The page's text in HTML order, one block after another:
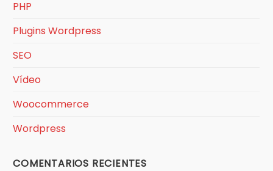
PHP
Plugins Wordpress
SEO
Vídeo
Woocommerce
Wordpress
COMENTARIOS RECIENTES